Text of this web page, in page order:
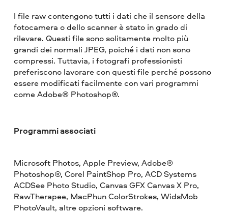
I file raw contengono tutti i dati che il sensore della
fotocamera o dello scanner è stato in grado di
rilevare. Questi file sono solitamente molto più
grandi dei normali JPEG, poiché i dati non sono
compressi. Tuttavia, i fotografi professionisti
preferiscono lavorare con questi file perché possono
essere modificati facilmente con vari programmi
come Adobe® Photoshop®.
Programmi associati
Microsoft Photos, Apple Preview, Adobe®
Photoshop®, Corel PaintShop Pro, ACD Systems
ACDSee Photo Studio, Canvas GFX Canvas X Pro,
RawTherapee, MacPhun ColorStrokes, WidsMob
PhotoVault, altre opzioni software.